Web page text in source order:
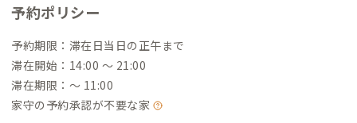
予約ポリシー
予約期限：滞在日当日の正午まで
滞在開始：14:00 〜 21:00
滞在期限：〜 11:00
家守の予約承認が不要な家